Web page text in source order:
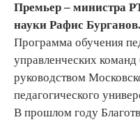
Премьер – министра
науки Рафис Бурганов.
Программа обучения
управленческих команд
руководством
педагогического
В прошлом году